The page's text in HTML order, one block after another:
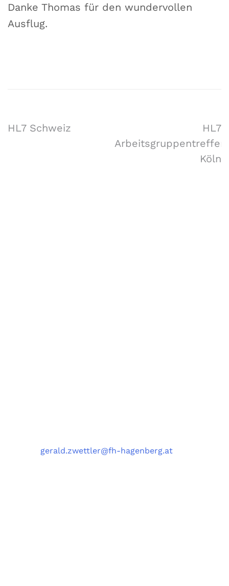
Danke Thomas für den wundervollen
Ausflug.
HL7 Schweiz
HL7
Arbeitsgruppentreffen
Köln
gerald.zwettler@fh-hagenberg.at